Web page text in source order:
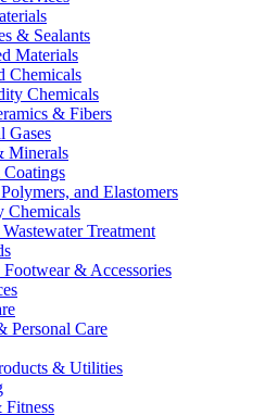
& Sealants
Materials
Chemicals
Chemicals
& Fibers
Gases
Minerals
and Elastomers
Chemicals
Treatment
& Accessories
Personal Care
& Utilities
Fitness